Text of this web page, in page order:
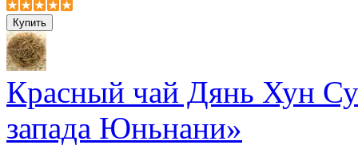
Красный чай Дянь Хун
запада Юньнани»